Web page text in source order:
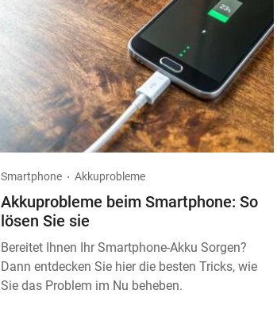
Smartphone Akkuprobleme
Akkuprobleme beim Smartphone: So
lösen Sie sie
Bereitet Ihnen Ihr Smartphone-Akku Sorgen?
Dann entdecken Sie hier die besten Tricks, wie
Sie das Problem im Nu beheben.